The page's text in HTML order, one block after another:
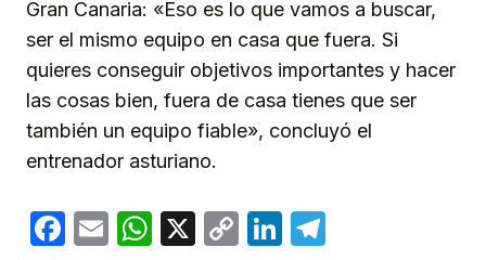
Gran Canaria: «Eso es lo que vamos a buscar,
ser el mismo equipo en casa que fuera. Si
quieres conseguir objetivos importantes y hacer
las cosas bien, fuera de casa tienes que ser
también un equipo fiable», concluyó el
entrenador asturiano.
Facebook
EmailWhatsApp
X
CopyLinkedIn